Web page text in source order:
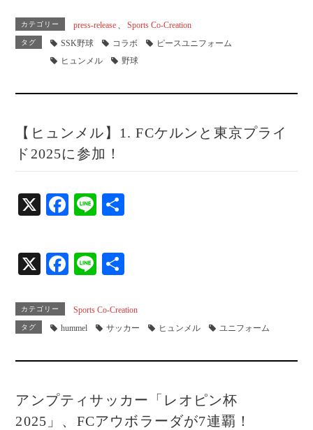
bo
ok
カテゴリー press-release 、 Sports Co-Creation
タグ SSK野球 コラボ
ピースユニフォーム
ヒュンメル
野球
【ヒュンメル】1. FCケルンと東京プライ
ド2025に参加！
X
Fa
bo
ok
Li
X
Fa
bo
ok
Li
カテゴリー Sports Co-Creation
タグ hummel サッカー ヒュンメル ユニフォーム
アンプティサッカー「レオピン杯
2025」、FCアウボラーダが7連覇！